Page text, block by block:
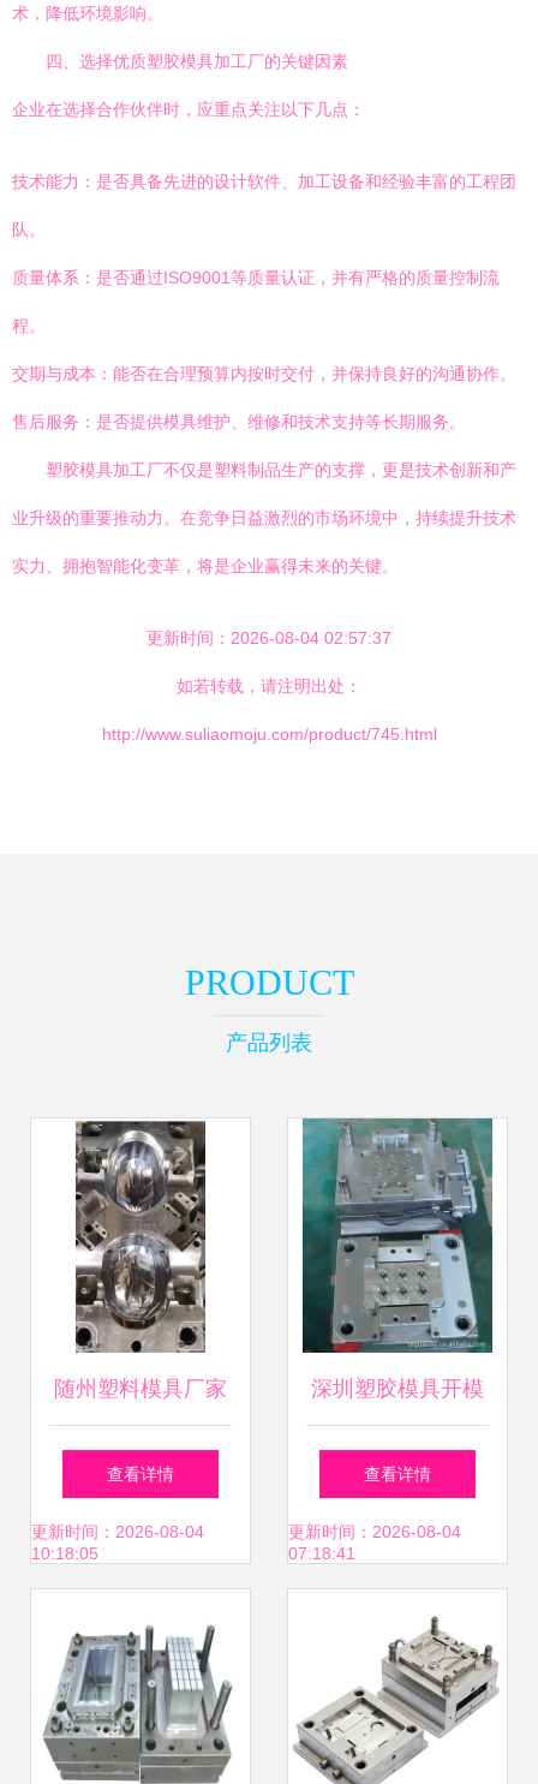
术，降低环境影响。
四、选择优质塑胶模具加工厂的关键因素
企业在选择合作伙伴时，应重点关注以下几点：
技术能力：是否具备先进的设计软件、加工设备和经验丰富的工程团
队。
质量体系：是否通过ISO9001等质量认证，并有严格的质量控制流
程。
交期与成本：能否在合理预算内按时交付，并保持良好的沟通协作。
售后服务：是否提供模具维护、维修和技术支持等长期服务。
塑胶模具加工厂不仅是塑料制品生产的支撑，更是技术创新和产
业升级的重要推动力。在竞争日益激烈的市场环境中，持续提升技术
实力、拥抱智能化变革，将是企业赢得未来的关键。
更新时间：2026-08-04 02:57:37
如若转载，请注明出处：
http://www.suliaomoju.com/product/745.html
PRODUCT
产品列表
随州塑料模具厂家
精工智造，赋能产
业升级
查看详情
更新时间：2026-08-04
10:18:05
深圳塑胶模具开模
厂价格与厂家选择
指南——以常平益
查看详情
更新时间：2026-08-04
07:18:41